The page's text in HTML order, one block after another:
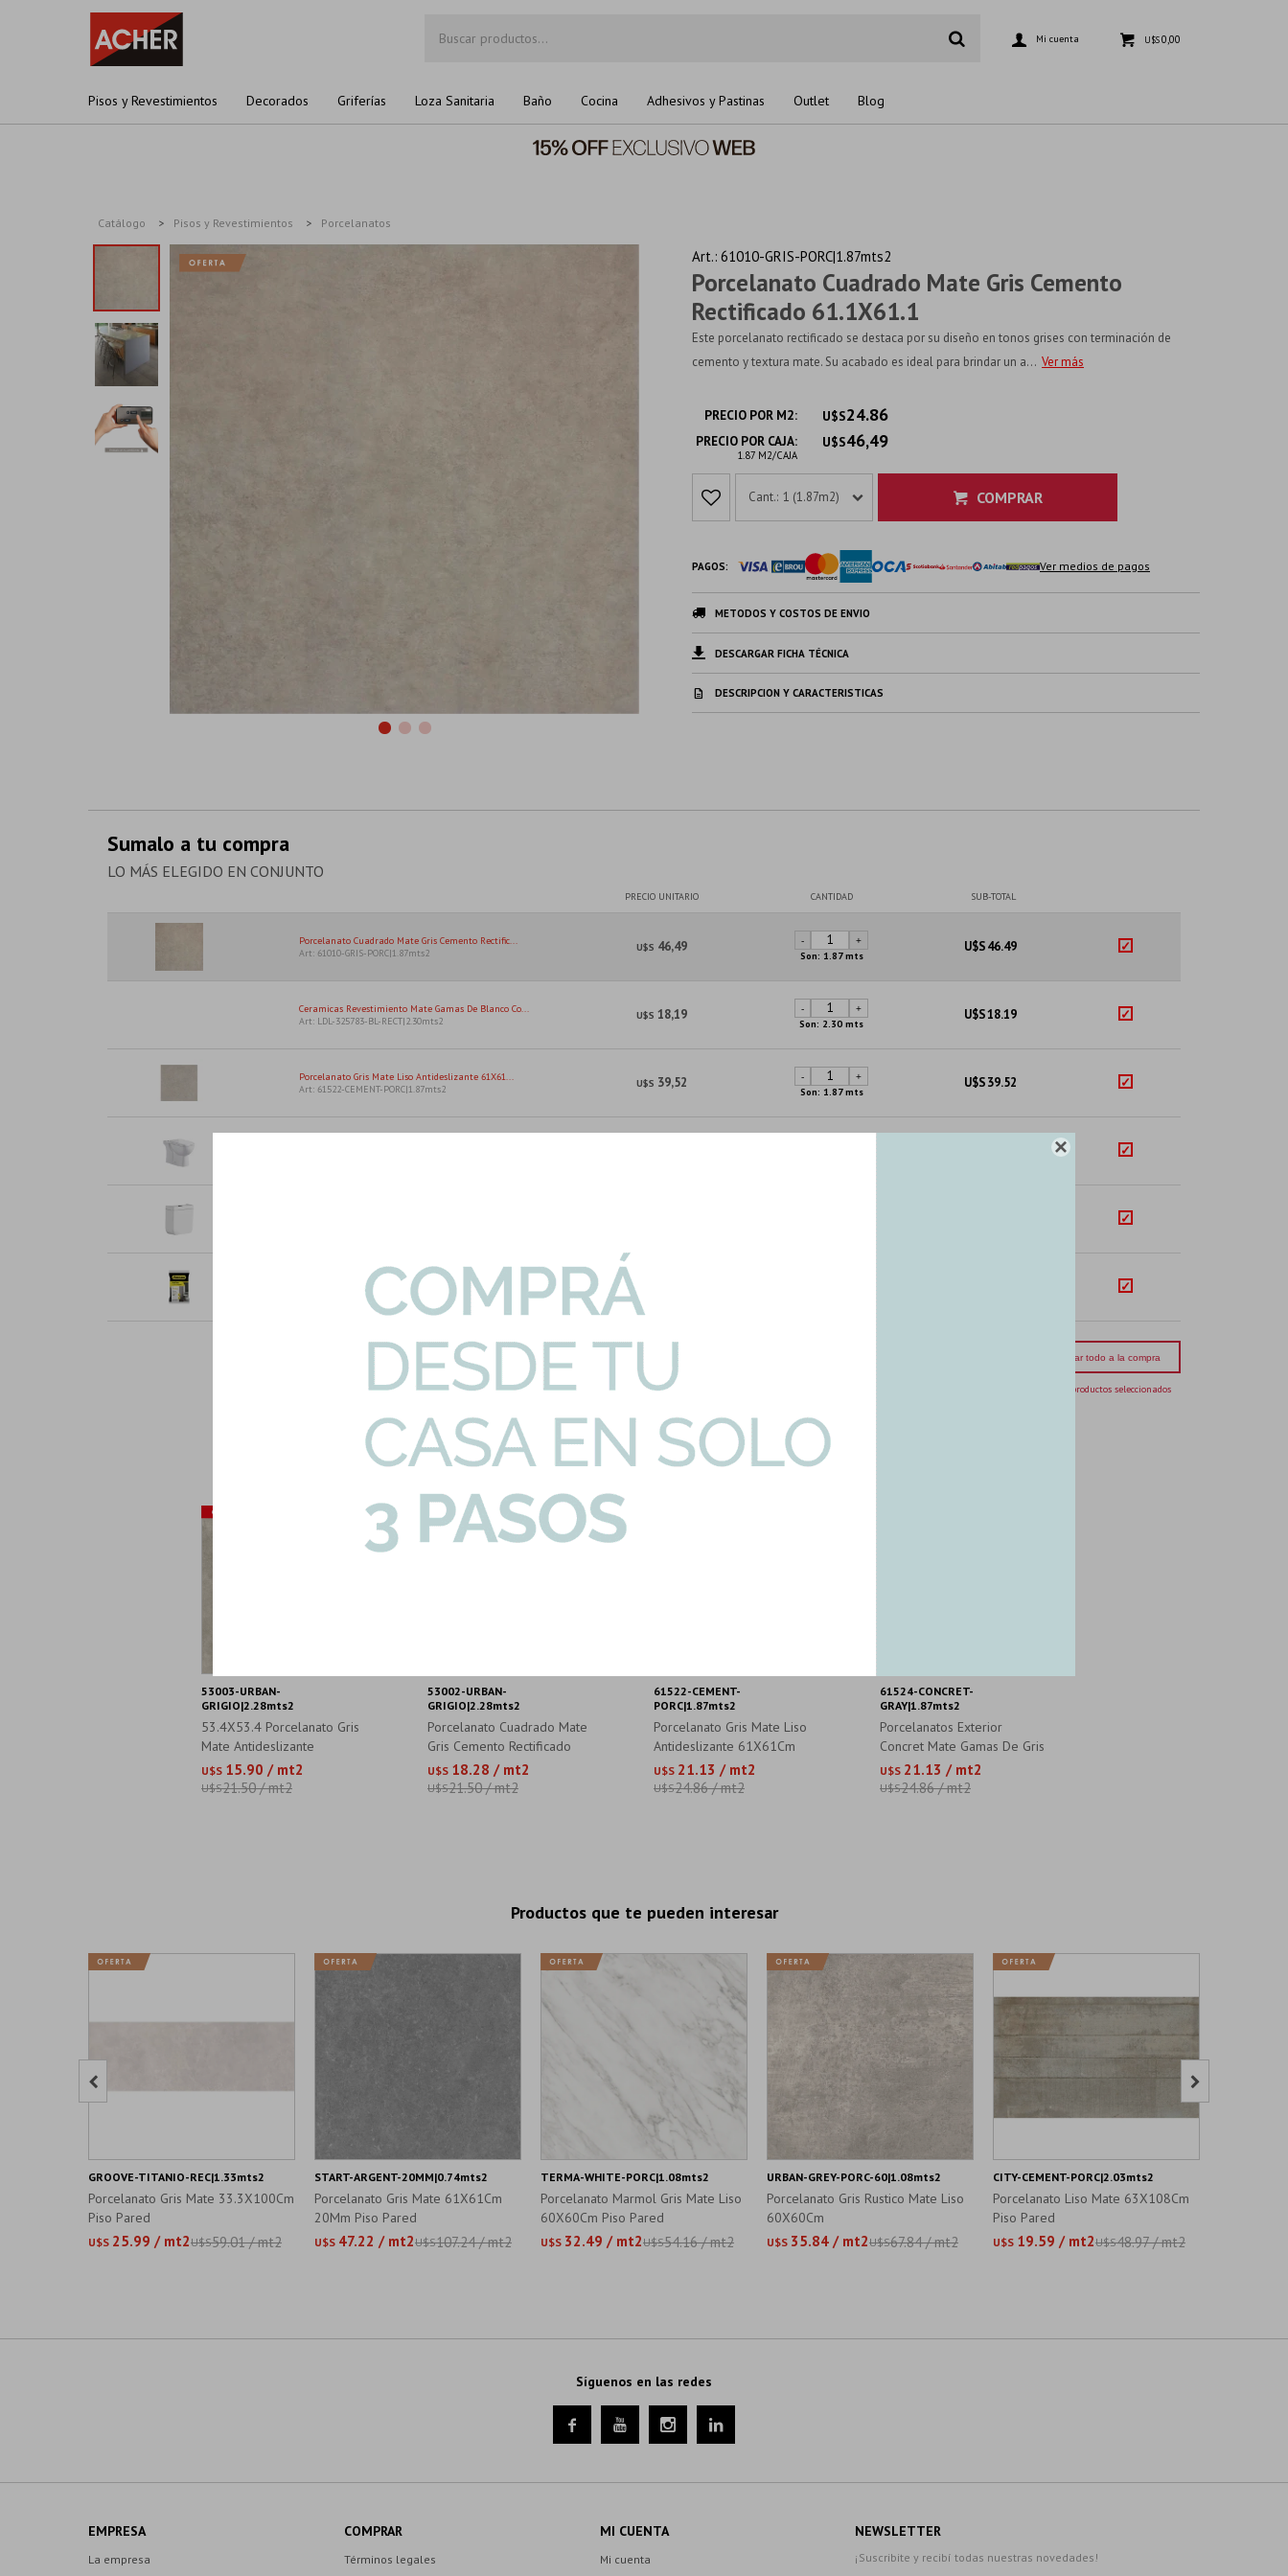

Pisos y Revestimientos Decorados Griferías Loza Sanitaria Baño Cocina Adhesivos y Pastinas Outlet Blog
U$S0,00
Catálogo Pisos y Revestimientos Porcelanatos
Porcelanato Cuadrado Mate Gris Cemento
Rectificado 61.1X61.1
61010-GRIS-PORC|1.87mts2
Este porcelanato rectificado se destaca por su diseño en tonos grises con terminación de
cemento y textura mate. Su acabado es ideal para brindar un a... Ver más
PRECIO POR M2: U$S24.86
PRECIO POR CAJA:
1.87 M2/CAJA
U$S46,49
1 (1.87m2) COMPRAR
PAGOS: Ver medios de pagos
METODOS Y COSTOS DE ENVIO
DESCARGAR FICHA TÉCNICA
DESCRIPCION Y CARACTERISTICAS
Sumalo a tu compra
LO MÁS ELEGIDO EN CONJUNTO
PRECIO UNITARIO CANTIDAD SUB-TOTAL
Porcelanato Cuadrado Mate Gris Cemento Rectific...
Art: 61010-GRIS-PORC|1.87mts2
U$S 46,49 - +
Son: 1.87 mts
U$S46.49
Ceramicas Revestimiento Mate Gamas De Blanco Co...
Art: LDL-325783-BL-RECT|2.30mts2
U$S 18,19 - +
Son: 2.30 mts
U$S18.19
Porcelanato Gris Mate Liso Antideslizante 61X61...
Art: 61522-CEMENT-PORC|1.87mts2
U$S 39,52 - +
Son: 1.87 mts
U$S39.52
1K Bolsa Pastina Flexible Universal Color Gris ...
Art: P-PASTINA-GRIS
Agregar todo a la compra
6 productos seleccionados
Complementa tu producto con...
53.4X53.4 Porcelanato Gris
Mate Antideslizante
U$S 15.90 / mt2
U$S21.50 / mt2
53003-URBAN-
GRIGIO|2.28mts2
Porcelanato Cuadrado Mate
Gris Cemento Rectificado
53.4X53.4
U$S 18.28 / mt2
U$S21.50 / mt2
53002-URBAN-
GRIGIO|2.28mts2
Porcelanato Gris Mate Liso
Antideslizante 61X61Cm
Piso Pared
U$S 21.13 / mt2
U$S24.86 / mt2
61522-CEMENT-
PORC|1.87mts2
Porcelanatos Exterior
Concret Mate Gamas De Gris
Rectificado
U$S 21.13 / mt2
U$S24.86 / mt2
61524-CONCRET-
GRAY|1.87mts2
Productos que te pueden interesar
Porcelanato Gris Mate 33.3X100Cm
Piso Pared
U$S 25.99 / mt2U$S59.01 / mt2
GROOVE-TITANIO-REC|1.33mts2
Porcelanato Gris Mate 61X61Cm
20Mm Piso Pared
U$S 47.22 / mt2U$S107.24 / mt2
START-ARGENT-20MM|0.74mts2
Porcelanato Marmol Gris Mate Liso
60X60Cm Piso Pared
U$S 32.49 / mt2U$S54.16 / mt2
TERMA-WHITE-PORC|1.08mts2
Porcelanato Gris Rustico Mate Liso
60X60Cm
U$S 35.84 / mt2U$S67.84 / mt2
URBAN-GREY-PORC-60|1.08mts2
Porcelanato Liso Mate 63X108Cm
Piso Pared
U$S 19.59 / mt2U$S48.97 / mt2
CITY-CEMENT-PORC|2.03mts2
 
Síguenos en las redes
   
EMPRESA
La empresa
COMPRAR
Términos legales
MI CUENTA
Mi cuenta
NEWSLETTER
¡Suscribite y recibí todas nuestras novedades!